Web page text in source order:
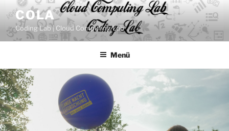
Inhalt
springen
COLA
Coding Lab | Cloud Computing Lab
Menü